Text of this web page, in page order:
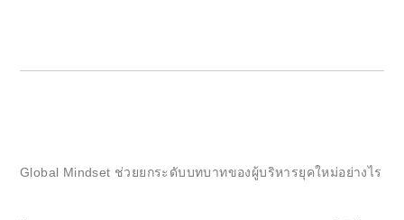
Global Mindset ช่วยยกระดับบทบาทของผู้บริหารยุคใหม่อย่างไร